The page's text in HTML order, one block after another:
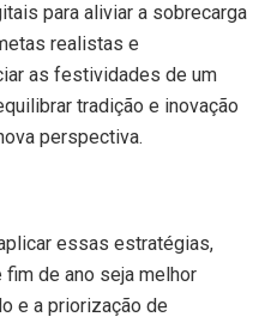
para aliviar a sobrecarga
realistas e
as festividades de um
tradição e inovação
perspectiva.
essas estratégias,
de ano seja melhor
e a priorização de